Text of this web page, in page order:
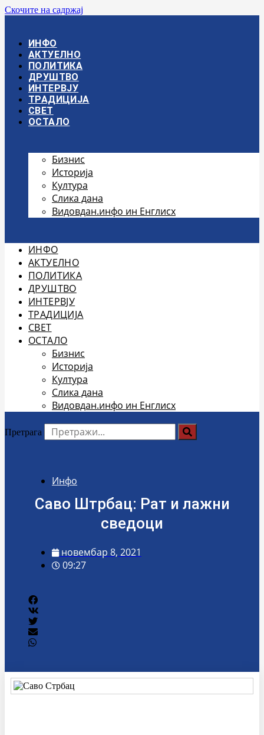
Скочите на садржај
ИНФО
АКТУЕЛНО
ПОЛИТИКА
ДРУШТВО
ИНТЕРВЈУ
ТРАДИЦИЈА
СВЕТ
ОСТАЛО
Бизнис
Историја
Култура
Слика дана
Видовдан.инфо ин Енглисх
ИНФО
АКТУЕЛНО
ПОЛИТИКА
ДРУШТВО
ИНТЕРВЈУ
ТРАДИЦИЈА
СВЕТ
ОСТАЛО
Бизнис
Историја
Култура
Слика дана
Видовдан.инфо ин Енглисх
Претрага
Инфо
Саво Штрбац: Рат и лажни
сведоци
новембар 8, 2021
09:27